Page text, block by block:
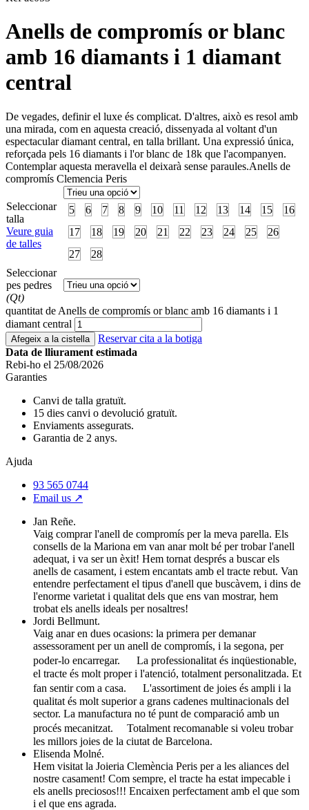
Anells de compromís or blanc
amb 16 diamants i 1 diamant
central
De vegades, definir el luxe és complicat. D'altres, això es resol amb
una mirada, com en aquesta creació, dissenyada al voltant d'un
espectacular diamant central, en talla brillant. Una expressió única,
reforçada pels 16 diamants i l'or blanc de 18k que l'acompanyen.
Contemplar aquesta meravella el deixarà sense paraules.Anells de
compromís Clemencia Peris
Seleccionar
talla
Veure guia
de talles
5 6 7 8 9 10 11 12 13 14 15
16
17
18 19 20 21 22 23 24 25
26
27
28
Seleccionar
pes pedres
(Qt)
quantitat de Anells de compromís or blanc amb 16 diamants i 1
diamant central
Afegeix a la cistella
Reservar cita a la botiga
Data de lliurament estimada
Rebi-ho el 25/08/2026
Garanties
Canvi de talla gratuït.
15 dies canvi o devolució gratuït.
Enviaments assegurats.
Garantia de 2 anys.
Ajuda
93 565 0744
Email us ↗︎
Jan Reñe.
Vaig comprar l'anell de compromís per la meva parella. Els
consells de la Mariona em van anar molt bé per trobar l'anell
adequat, i va ser un èxit! Hem tornat després a buscar els
anells de casament, i estem encantats amb el tracte rebut. Van
entendre perfectament el tipus d'anell que buscàvem, i dins de
l'enorme varietat i qualitat dels que ens van mostrar, hem
trobat els anells ideals per nosaltres!
Jordi Bellmunt.
Vaig anar en dues ocasions: la primera per demanar
assessorament per un anell de compromís, i la segona, per
poder-lo encarregar. La professionalitat és inqüestionable,
el tracte és molt proper i l'atenció, totalment personalitzada. Et
fan sentir com a casa. L'assortiment de joies és ampli i la
qualitat és molt superior a grans cadenes multinacionals del
sector. La manufactura no té punt de comparació amb un
procés mecanitzat. Totalment recomanable si voleu trobar
les millors joies de la ciutat de Barcelona.
Elisenda Molné.
Hem visitat la Joieria Clemència Peris per a les aliances del
nostre casament! Com sempre, el tracte ha estat impecable i
els anells preciosos!!! Encaixen perfectament amb el que som
i el que ens agrada.